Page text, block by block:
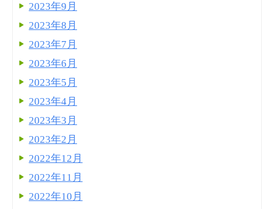
2023年9月
2023年8月
2023年7月
2023年6月
2023年5月
2023年4月
2023年3月
2023年2月
2022年12月
2022年11月
2022年10月